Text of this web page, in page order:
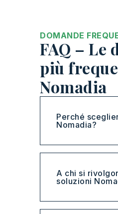
DOMANDE
FAQ – Le
più
Nomadia
Perché
Nomadia?
A chi si
soluzioni